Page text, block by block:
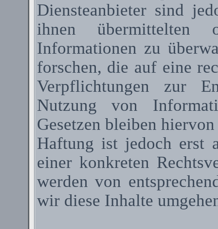
Diensteanbietersind
ihnen übermittelten
Informationen zu
forschen, die auf eine
Verpflichtungen zur
Nutzung von
Gesetzen bleiben
Haftung ist jedoch erst
einer konkreten
werden von
wir diese Inhalte